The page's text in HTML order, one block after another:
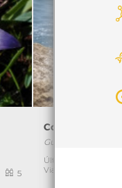
5
Corvo-marinho-
Gulosos aristotelis
Última observação
Viana